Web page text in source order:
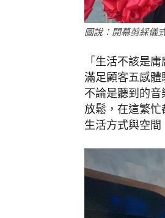
圖說：開幕剪綵儀
「生活不該是
滿足顧客五感
不論是聽到的
放鬆，在這繁
生活方式與空間